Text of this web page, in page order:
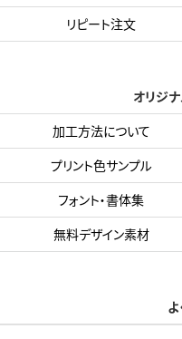
リピート注文
オリジ
加工方法について
プリント色サンプル
フォント・書体集
無料デザイン素材